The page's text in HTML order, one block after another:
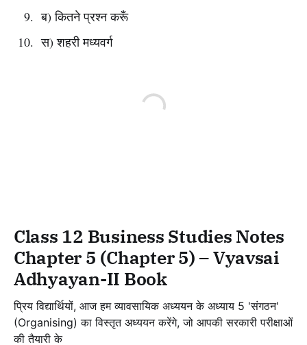
ब) कितने प्रश्न करूँ
स) शहरी मध्यवर्ग
Class 12 Business Studies Notes
Chapter 5 (Chapter 5) – Vyavsai
Adhyayan-II Book
प्रिय विद्यार्थियों, आज हम व्यावसायिक अध्ययन के अध्याय 5 'संगठन'
(Organising) का विस्तृत अध्ययन करेंगे, जो आपकी सरकारी परीक्षाओं
की तैयारी के